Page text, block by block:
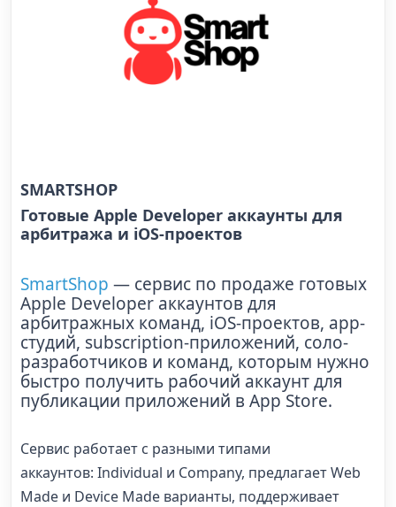
SMARTSHOP
Готовые Apple Developer аккаунты для
арбитража и iOS-проектов
SmartShop — сервис по продаже готовых
Apple Developer аккаунтов для
арбитражных команд, iOS-проектов, app-
студий, subscription-приложений, соло-
разработчиков и команд, которым нужно
быстро получить рабочий аккаунт для
публикации приложений в App Store.
Сервис работает с разными типами
аккаунтов: Individual и Company, предлагает Web
Made и Device Made варианты, поддерживает